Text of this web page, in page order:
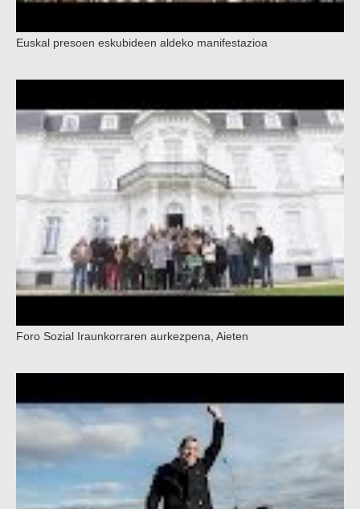
Euskal presoen eskubideen aldeko manifestazioa
Foro Sozial Iraunkorraren aurkezpena, Aieten